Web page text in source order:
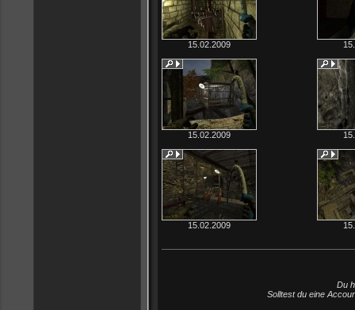
15.02.2009
15.02.2009
15.02.2009
Du
Solltest du eine